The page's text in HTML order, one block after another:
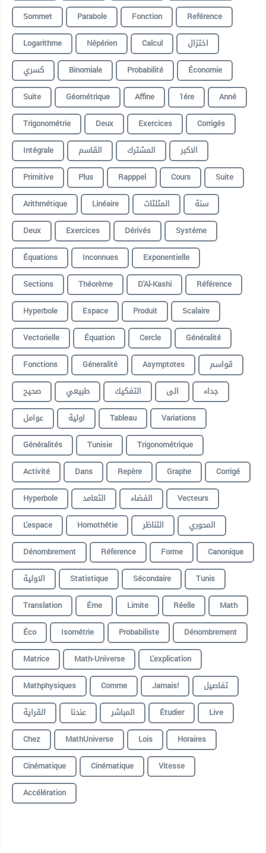
Sommet
Parabole Fonction
Reférence
Logarithme
Népérien Calcul
اختزال
كسري
Binomiale Probabilité
Économie
Suite
Géométrique Affine 1ére
Anné
Trigonométrie
Deux Exercices
Corrigés
Intégrale
القاسم المشترك
الاكبر
Primitive
Plus Rapppel Cours
Suite
Arithmétique
Linéaire المثلثات
سنة
Deux
Exercices Dérivés
Systéme
Équations
Inconnues
Exponentielle
Sections
Théorème D'Al-Kashi
Référence
Hyperbole
Espace Produit
Scalaire
Vectorielle
Équation Cercle
Généralité
Fonctions
Géneralité Asymptotes
قواسم
صحيح
طبيعي التفكيك الى
جداء
عوامل
اولية Tableau
Variations
Généralités
Tunisie
Trigonométrique
Activité
Dans Repère Graphe
Corrigé
Hyperbole
التعامد الفضاء
Vecteurs
L'espace
Homothétie التناظر
المحوري
Dénombrement
Réference Forme
Canonique
الاولية
Statistique Sécondaire
Tunis
Translation
Éme Limite Réelle
Math
Éco
Isométrie Probabiliste
Dénombrement
Matrice
Math-Universe
L'explication
Mathphysiques
Comme Jamais!
تفاصيل
القراية
عندنا المباشر Étudier
Live
Chez
MathUniverse Lois
Horaires
Cinématique
Cinématique
Vitesse
Accélération